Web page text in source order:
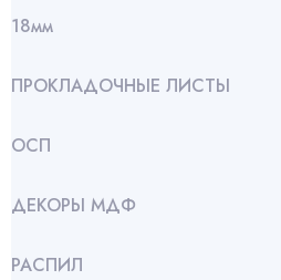
18мм
ПРОКЛАДОЧНЫЕ ЛИСТЫ
ОСП
ДЕКОРЫ МДФ
РАСПИЛ